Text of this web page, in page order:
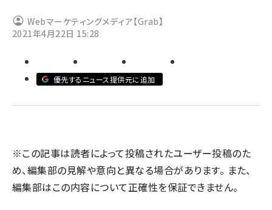
z世代 (1620)
llmo (1160)
Webマーケティングメディア【Grab】
2021年4月22日 15:28
優先するニュース提供元に追加
※この記事は読者によって投稿されたユーザー投稿のた
め、編集部の見解や意向と異なる場合があります。 また、
編集部はこの内容について正確性を保証できません。